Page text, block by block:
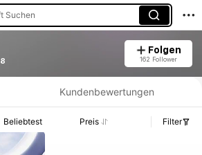
Suchen
Folgen
162 Follower
Verkaufs- und Lagerbestandsdetails.
Kundenbewertungen
Beliebtest Preis Filter